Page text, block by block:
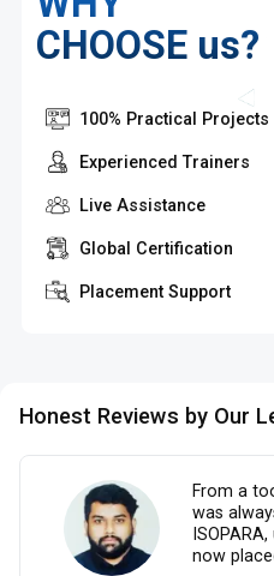
CHOOSE us?
100% Practical Projects
Experienced Trainers
Live Assistance
Global Certification
Placement Support
Honest Reviews by Our
From a
was
now